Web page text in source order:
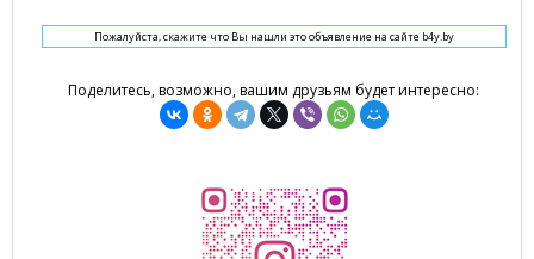
Пожалуйста, скажите что Вы нашли это объявление на сайте b4y.by
Поделитесь, возможно, вашим друзьям будет интересно: